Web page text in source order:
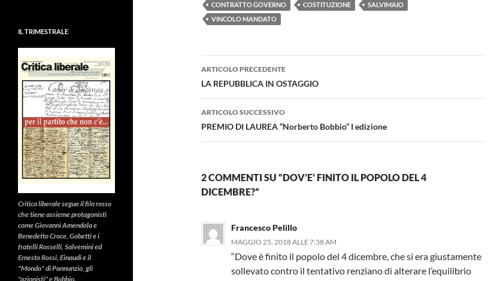
CONTRATTO GOVERNO COSTITUZIONE
SALVIMAIO
VINCOLO MANDATO
Navigazione
articolo
ARTICOLO PRECEDENTE
LA REPUBBLICA IN OSTAGGIO
ARTICOLO SUCCESSIVO
PREMIO DI LAUREA “Norberto Bobbio” I edizione
2 COMMENTI SU “DOV’E’ FINITO IL POPOLO DEL 4
DICEMBRE?”
Francesco Pelillo
MAGGIO 25, 2018 ALLE 7:38 AM
“Dove è finito il popolo del 4 dicembre, che si era giustamente
sollevato contro il tentativo renziano di alterare l’equilibrio
IL TRIMESTRALE
Critica liberalesegue il filo rosso
che tiene assieme protagonisti
come Giovanni Amendola e
Benedetto Croce, Gobetti e i
fratelli Rosselli, Salvemini ed
Ernesto Rossi, Einaudi e il
"Mondo" di Pannunzio, gli
"azionisti" e Bobbio.